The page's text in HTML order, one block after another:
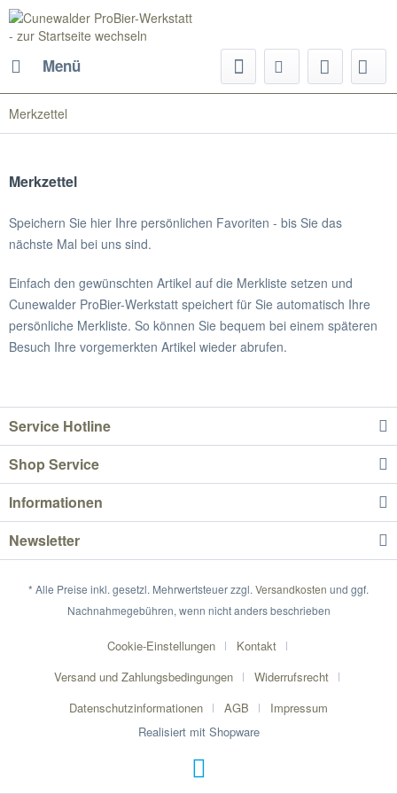
Menü
Merkzettel
Merkzettel
Speichern Sie hier Ihre persönlichen Favoriten - bis Sie das
nächste Mal bei uns sind.
Einfach den gewünschten Artikel auf die Merkliste setzen und
Cunewalder ProBier-Werkstatt speichert für Sie automatisch Ihre
persönliche Merkliste. So können Sie bequem bei einem späteren
Besuch Ihre vorgemerkten Artikel wieder abrufen.
Service Hotline
Shop Service
Informationen
Newsletter
* Alle Preise inkl. gesetzl. Mehrwertsteuer zzgl. Versandkosten und ggf.
Nachnahmegebühren, wenn nicht anders beschrieben
Cookie-Einstellungen
Kontakt
Versand und Zahlungsbedingungen
Widerrufsrecht
Datenschutzinformationen
AGB
Impressum
Realisiert mit Shopware